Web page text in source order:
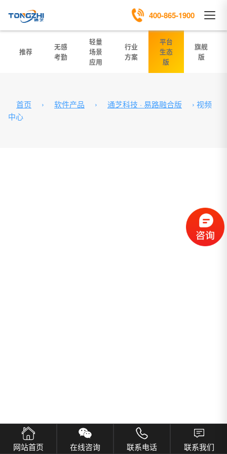
400-865-1900
网站首页 在线咨询 联系电话 联系我们
推荐
无感
考勤
轻量
场景
应用
行业
方案
平台
生态
版
旗舰
版
首页 › 软件产品 › 通芝科技 · 易路融合版 › 视频
中心